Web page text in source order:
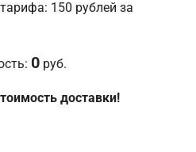
150 рублей за
0 руб.
доставки!